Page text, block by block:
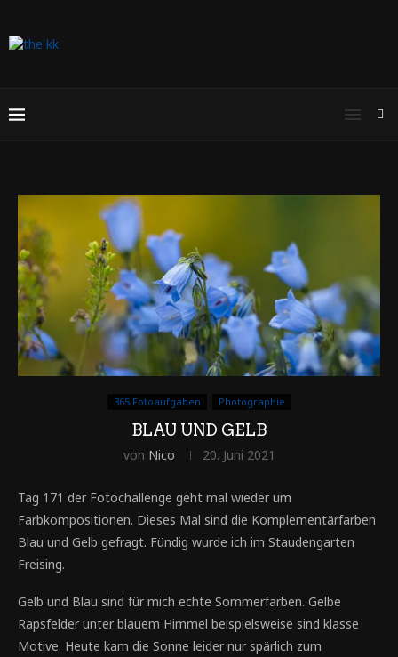
365 Fotoaufgaben Photographie
BLAU UND GELB
von Nico 20. Juni 2021
Tag 171 der Fotochallenge geht mal wieder um
Farbkompositionen. Dieses Mal sind die Komplementärfarben
Blau und Gelb gefragt. Fündig wurde ich im Staudengarten
Freising.
Gelb und Blau sind für mich echte Sommerfarben. Gelbe
Rapsfelder unter blauem Himmel beispielsweise sind klasse
Motive. Heute kam die Sonne leider nur spärlich zum